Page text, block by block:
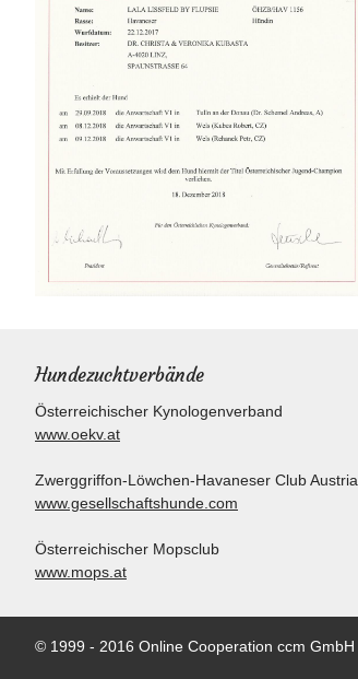
Hundezuchtverbände
Österreichischer Kynologenverband
www.oekv.at
Zwerggriffon-Löwchen-Havaneser Club Austria
www.gesellschaftshunde.com
Österreichischer Mopsclub
www.mops.at
© 1999 - 2016 Online Cooperation ccm GmbH